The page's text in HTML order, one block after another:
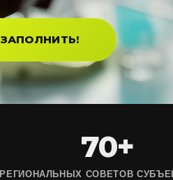
ЗАПОЛНИТЬ!
70+
РЕГИОНАЛЬНЫХ СОВЕТОВ